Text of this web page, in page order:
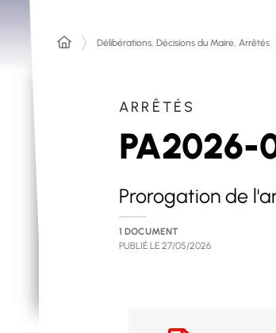
Délibérations, Décisions du Maire, Arrêtés
ARRÊTÉS
PA2026-
Prorogation de
1 DOCUMENT
PUBLIÉ LE 27/05/2026